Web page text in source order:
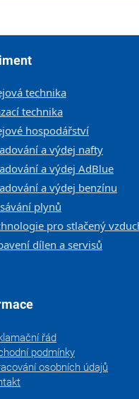
technika
technika
hospodářství
a výdej nafty
a výdej AdBlue
a výdej benzínu
plynů
pro stlačený
dílen a servisů
řád
podmínky
osobních údajů